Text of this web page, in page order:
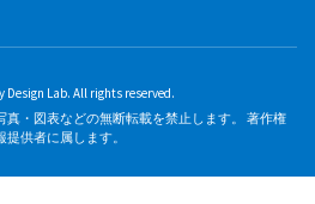
Design Lab. All rights reserved.
・図表などの無断転載を禁止します。 著作権
供者に属します。